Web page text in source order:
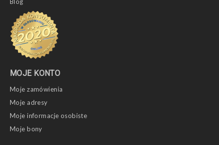
MOJE KONTO
Moje zamówienia
Moje adresy
Moje informacje osobiste
Moje bony